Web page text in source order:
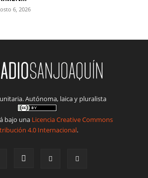
6, 2026
Autónoma, laica y pluralista
bajo una Licencia Creative Commons
4.0 Internacional.